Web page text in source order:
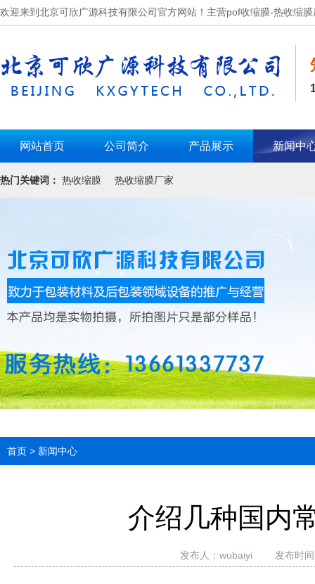
欢迎来到北京可欣广源科技有限公司官方网站！主营pof收缩膜-热收缩
网站首页 公司简介 产品展示 新闻中
热门关键词： 热收缩膜 热收缩膜厂家
首页 > 新闻中心
介绍几种国内
发布人： wubaiyi 发布时